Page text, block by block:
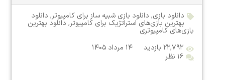
دانلود بازی, دانلود بازی شبیه ساز برای کامپیوتر, دانلود
بهترین بازی‌های استراتژیک برای کامپیوتر, دانلود بهترین
بازی‌های کامپیوتری
۲۲,۷۹۲ بازدید
۱۴ مرداد ۱۴۰۵
۱۶ نظر